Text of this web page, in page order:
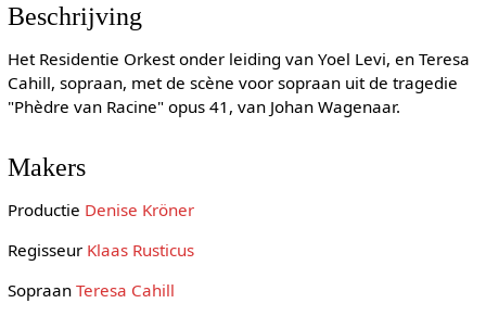
Beschrijving
Het Residentie Orkest onder leiding van Yoel Levi, en Teresa
Cahill, sopraan, met de scène voor sopraan uit de tragedie
"Phèdre van Racine" opus 41, van Johan Wagenaar.
Makers
Productie Denise Kröner
Regisseur Klaas Rusticus
Sopraan Teresa Cahill